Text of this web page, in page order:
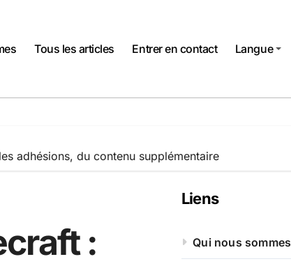
Tous les articles Entrer en contact Langue
adhésions, du contenu supplémentaire
:
Liens
Qui nous sommes